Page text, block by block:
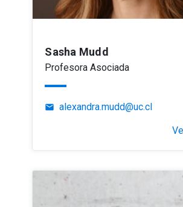
Sasha Mudd
Profesora Asociada
email alexandra.mudd@uc.cl